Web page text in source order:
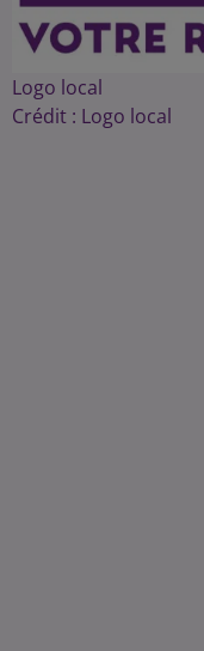
Logo local
Crédit : Logo local